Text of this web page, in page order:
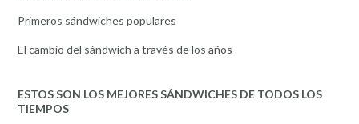
Primeros sándwiches populares
El cambio del sándwich a través de los años
ESTOS SON LOS MEJORES SÁNDWICHES DE TODOS LOS
TIEMPOS